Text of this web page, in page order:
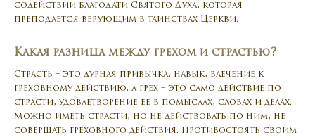
содействии благодати Святого Духа, которая
преподается верующим в таинствах Церкви.
Какая разница между грехом и страстью?
Страсть – это дурная привычка, навык, влечение к
греховному действию, а грех – это само действие по
страсти, удовлетворение ее в помыслах, словах и делах.
Можно иметь страсти, но не действовать по ним, не
совершать греховного действия. Противостоять своим